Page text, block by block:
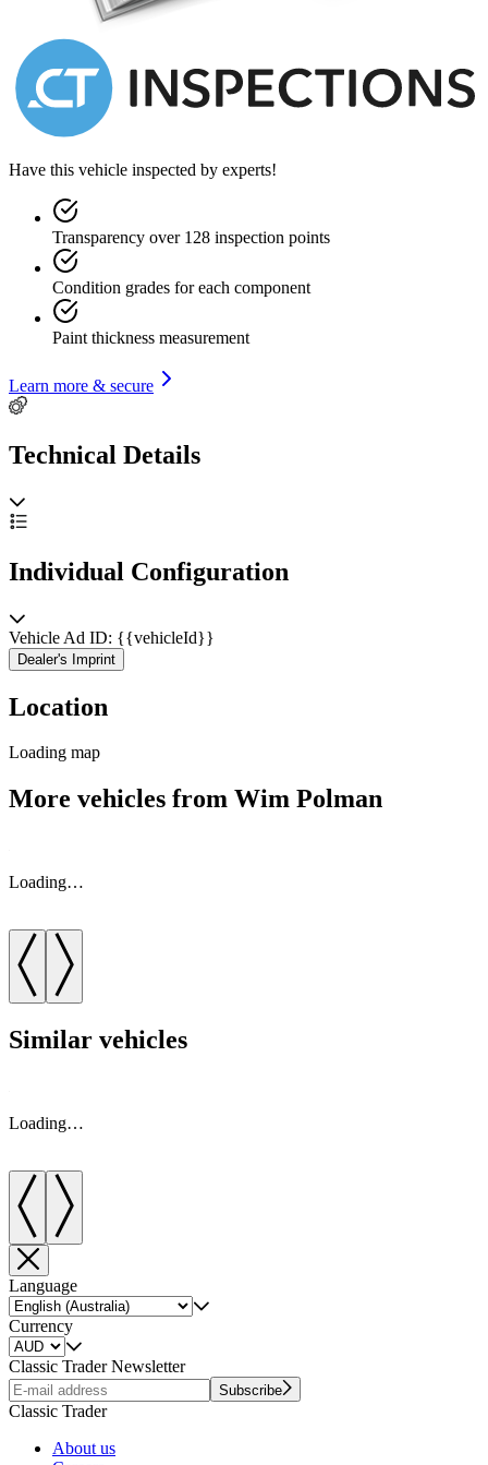
Have this vehicle inspected by experts!
Transparency over 128 inspection points
Condition grades for each component
Paint thickness measurement
Learn more & secure
Technical Details
Individual Configuration
Vehicle Ad ID: {{vehicleId}}
Dealer's Imprint
Location
Loading map
More vehicles from Wim Polman
Loading…
Similar vehicles
Loading…
Language
Currency
Classic Trader Newsletter
Subscribe
Classic Trader
About us